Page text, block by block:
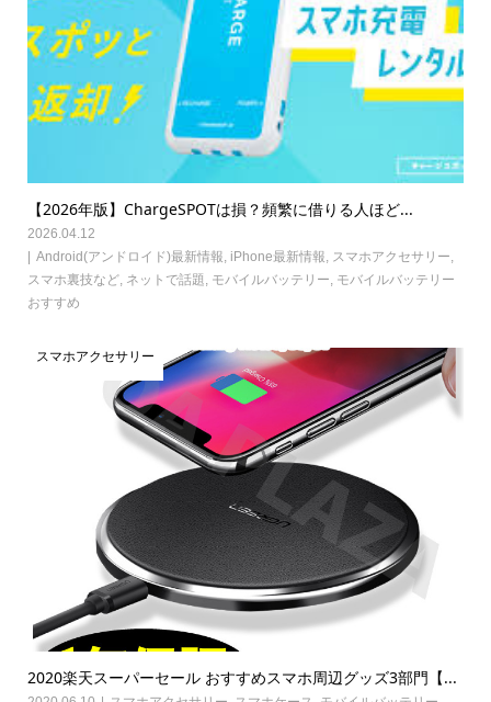
【2026年版】ChargeSPOTは損？頻繁に借りる人ほど...
2026.04.12
Android(アンドロイド)最新情報, iPhone最新情報, スマホアクセサリー,
スマホ裏技など, ネットで話題, モバイルバッテリー, モバイルバッテリー
おすすめ
スマホアクセサリー
2020楽天スーパーセール おすすめスマホ周辺グッズ3部門【...